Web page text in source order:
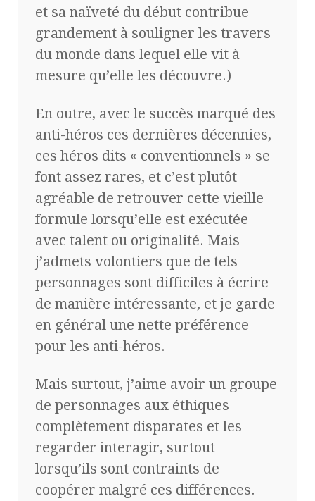
et sa naïveté du début contribue
grandement à souligner les travers
du monde dans lequel elle vit à
mesure qu’elle les découvre.)
En outre, avec le succès marqué des
anti-héros ces dernières décennies,
ces héros dits « conventionnels » se
font assez rares, et c’est plutôt
agréable de retrouver cette vieille
formule lorsqu’elle est exécutée
avec talent ou originalité. Mais
j’admets volontiers que de tels
personnages sont difficiles à écrire
de manière intéressante, et je garde
en général une nette préférence
pour les anti-héros.
Mais surtout, j’aime avoir un groupe
de personnages aux éthiques
complètement disparates et les
regarder interagir, surtout
lorsqu’ils sont contraints de
coopérer malgré ces différences.